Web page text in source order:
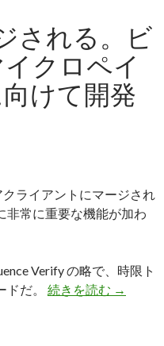
される。ビ
クロペイ
けて開発
クライアントにマージされ
非常に重要な機能が加わ
Verify の略で、時限ト
だ。 続きを読む →